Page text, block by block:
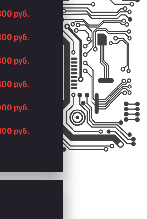
руб.
руб.
руб.
руб.
руб.
руб.